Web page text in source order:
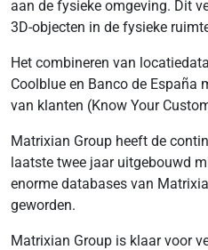
aan de fysieke omgeving. Dit
3D-objecten in de fysieke
Het combineren van
Coolblue en Banco de España
van klanten (Know Your
Matrixian Group heeft de
laatste twee jaar uitgebouwd
enorme databases van
geworden.
Matrixian Group is klaar voor